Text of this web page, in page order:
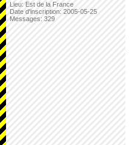
Lieu: Est de la France
Date d'inscription: 2005-05-25
Messages: 329